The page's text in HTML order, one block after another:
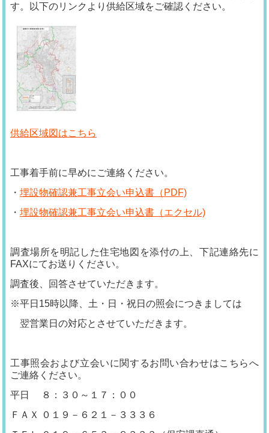
す。以下のリンクより供給区域をご確認ください。
供給区域図はこちら
工事着手前に早めにご連絡ください。
・ 埋設物確認兼工事立会い申込書（PDF)
・ 埋設物確認兼工事立会い申込書（エクセル)
調査場所を明記した住宅地図を添付の上、下記連絡先に
FAXにてお送りください。
調査後、回答させていただきます。
※平日15時以降、土・日・祝日の照会につきましては
翌営業日の対応とさせていただきます。
工事照会および立会いに関するお問い合わせはこちらへ
ご連絡ください。
平日 ８：３０～１７：００
ＦＡＸ ０１９－６２１－３３３６